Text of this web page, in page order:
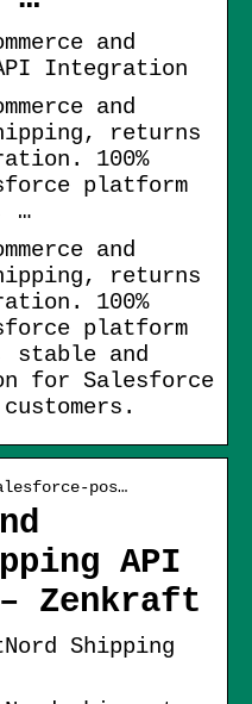
and
Integration
and
returns
100%
platform
…
and
returns
100%
platform
stable and
for Salesforce
pos…
API
Zenkraft
Shipping